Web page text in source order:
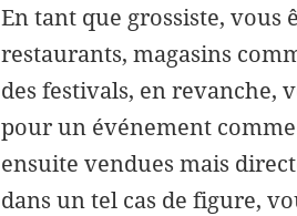
En tant que grossiste, vous
restaurants, magasins
des festivals, en revanche,
pour un événement
ensuite vendues mais
dans un tel cas de figure,